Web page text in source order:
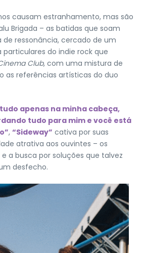
causam estranhamento, mas são
Brigada – as batidas que soam
ressonância, cercado de um
do indie rock que
Club, com uma mistura de
as referências artísticas do duo
apenas na minha cabeça,
tudo para mim e você está
, “Sideway” cativa por suas
atrativa aos ouvintes – os
a busca por soluções que talvez
desfecho.